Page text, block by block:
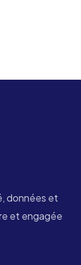
données et
et engagée